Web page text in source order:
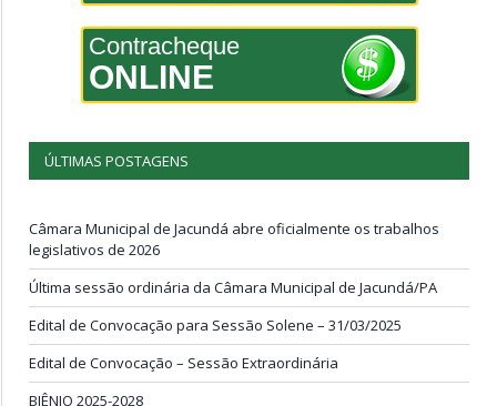
Contracheque
ONLINE
ÚLTIMAS POSTAGENS
Câmara Municipal de Jacundá abre oficialmente os trabalhos
legislativos de 2026
Última sessão ordinária da Câmara Municipal de Jacundá/PA
Edital de Convocação para Sessão Solene – 31/03/2025
Edital de Convocação – Sessão Extraordinária
BIÊNIO 2025-2028